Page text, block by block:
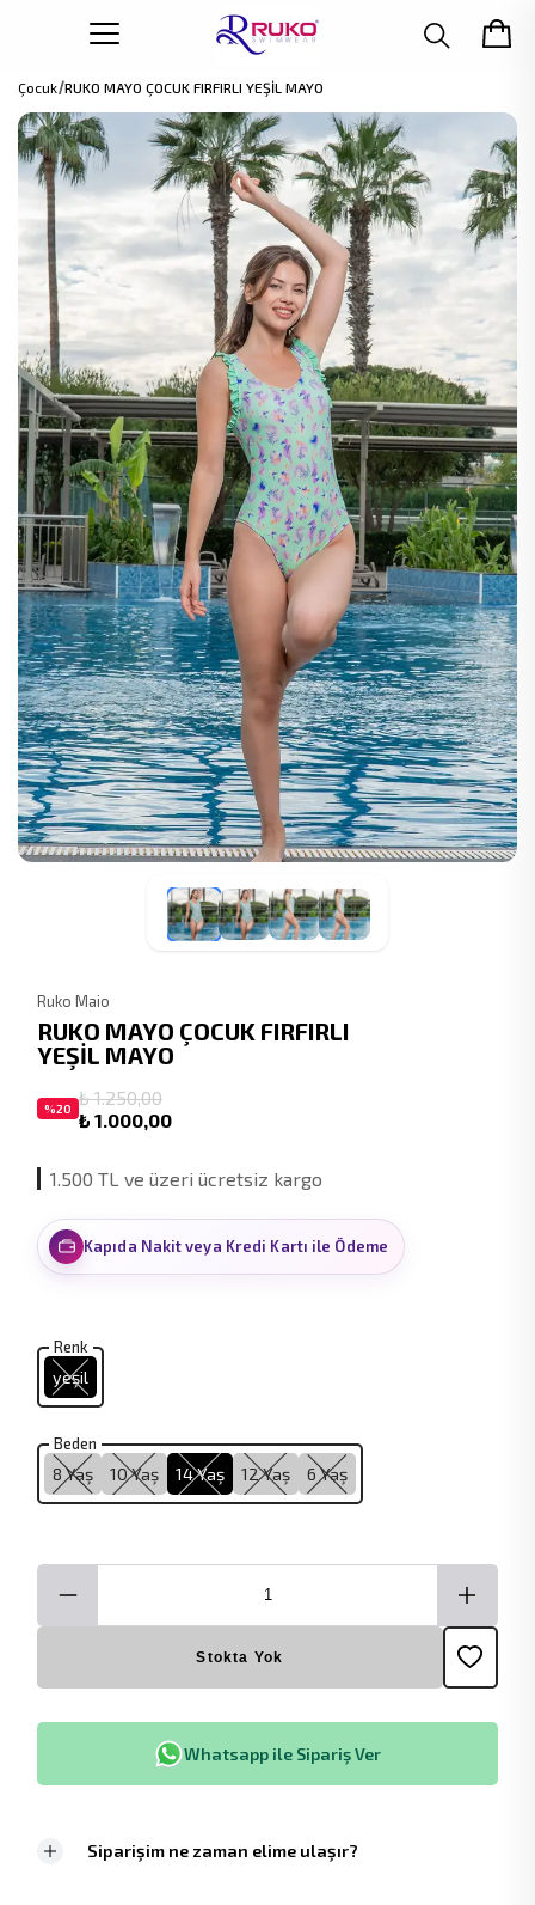
Çocuk RUKO MAYO ÇOCUK FIRFIRLI YEŞİL MAYO
Ruko Maio
RUKO MAYO ÇOCUK FIRFIRLI
YEŞİL MAYO
%20 ₺ 1.250,00
₺ 1.000,00
1.500 TL ve üzeri ücretsiz kargo
Kapıda Nakit veya Kredi Kartı ile Ödeme
Renk
yeşil
Beden
8 Yaş 10 Yaş 14 Yaş 12 Yaş 6 Yaş
Stokta Yok
Whatsapp ile Sipariş Ver
Siparişim ne zaman elime ulaşır?